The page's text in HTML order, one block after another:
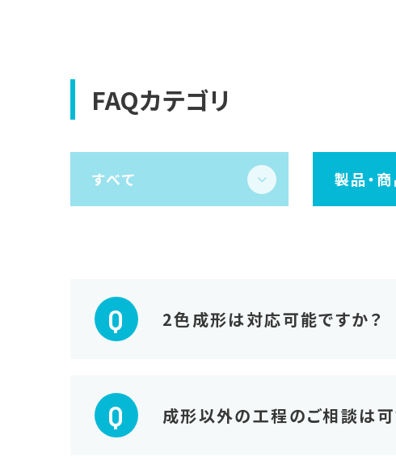
FAQカテゴリ
すべて 製品・
Q 2色成形は対応可能ですか？
Q 成形以外の工程のご相談は可